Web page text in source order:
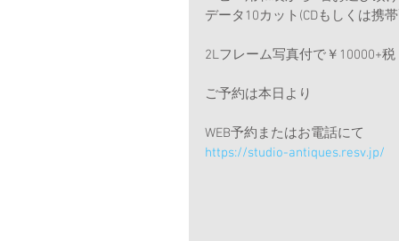
データ10カット(CDもしくは携
2Lフレーム写真付で￥10000+税
ご予約は本日より
WEB予約またはお電話にて
https://studio-antiques.resv.jp/